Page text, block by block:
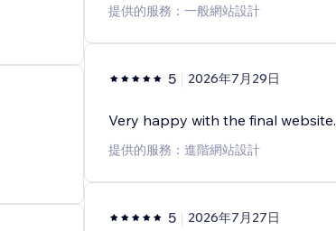
提供的服務：一般網站設計
5 2026年7月29日
Very happy with the final website.
提供的服務：進階網站設計
5 2026年7月27日